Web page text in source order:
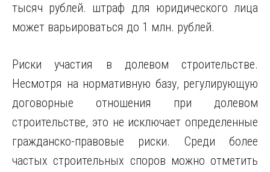
тысяч рублей. штраф для юридического лица
может варьироваться до 1 млн. рублей.
Риски участия в долевом строительстве.
Несмотря на нормативную базу, регулирующую
договорные отношения при долевом
строительстве, это не исключает определенные
гражданско-правовые риски. Среди более
частых строительных споров можно отметить